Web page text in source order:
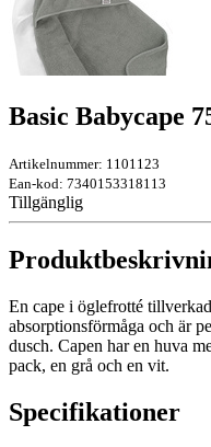
Basic Babycape
Artikelnummer: 1101123
Ean-kod: 7340153318113
Tillgänglig
En cape i öglefrotté
absorptionsförmåga och är
dusch. Capen har en huva
pack, en grå och en vit.
Specifikationer